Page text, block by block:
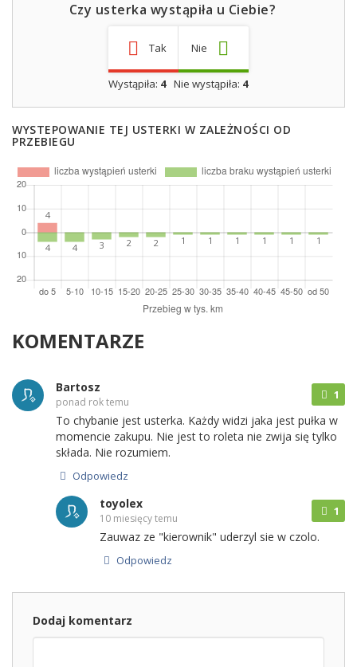
Czy usterka wystąpiła u Ciebie?
Tak Nie
Wystąpiła: 4 Nie wystąpiła: 4
WYSTEPOWANIE TEJ USTERKI W ZALEŻNOŚCI OD
PRZEBIEGU
KOMENTARZE
Bartosz
ponad rok temu
1
To chybanie jest usterka. Każdy widzi jaka jest pułka w
momencie zakupu. Nie jest to roleta nie zwija się tylko
składa. Nie rozumiem.
Odpowiedz
toyolex
10 miesięcy temu
1
Zauwaz ze "kierownik" uderzyl sie w czolo.
Odpowiedz
Dodaj komentarz